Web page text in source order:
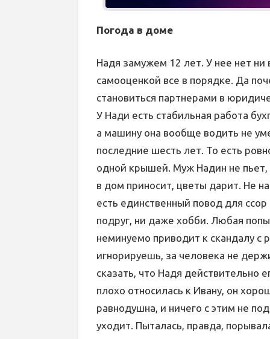
Погода в доме
Надя замужем 12 лет. У нее нет ни
самооценкой все в порядке. Да
становиться партнерами в
У Нади есть стабильная работа
а машину она вообще водить не
последние шесть лет. То есть
одной крышей. Муж Надин не пьет,
в дом приносит, цветы дарит. Не
есть единственный повод для
подруг, ни даже хобби. Любая
неминуемо приводит к скандалу
игнорируешь, за человека не
сказать, что Надя действительно
плохо относилась к Ивану, он
равнодушна, и ничего с этим не
уходит. Пыталась, правда,